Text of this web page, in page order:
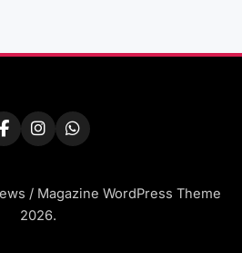
/ Magazine WordPress Theme
2026.